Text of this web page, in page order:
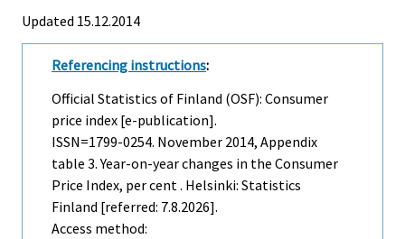
Updated 15.12.2014
Referencing instructions:
Official Statistics of Finland (OSF): Consumer
price index [e-publication].
ISSN=1799-0254. November 2014, Appendix
table 3. Year-on-year changes in the Consumer
Price Index, per cent . Helsinki: Statistics
Finland [referred: 7.8.2026].
Access method: